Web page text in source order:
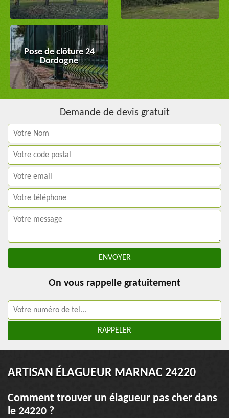
Pose de clôture 24
Dordogne
Demande de devis gratuit
On vous rappelle gratuitement
ARTISAN ÉLAGUEUR MARNAC 24220
Comment trouver un élagueur pas cher dans
le 24220 ?